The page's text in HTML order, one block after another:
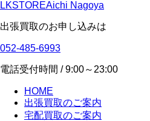
LKSTOREAichi Nagoya
出張買取のお申し込みは
052-485-6993
電話受付時間 / 9:00～23:00
HOME
出張買取のご案内
宅配買取のご案内